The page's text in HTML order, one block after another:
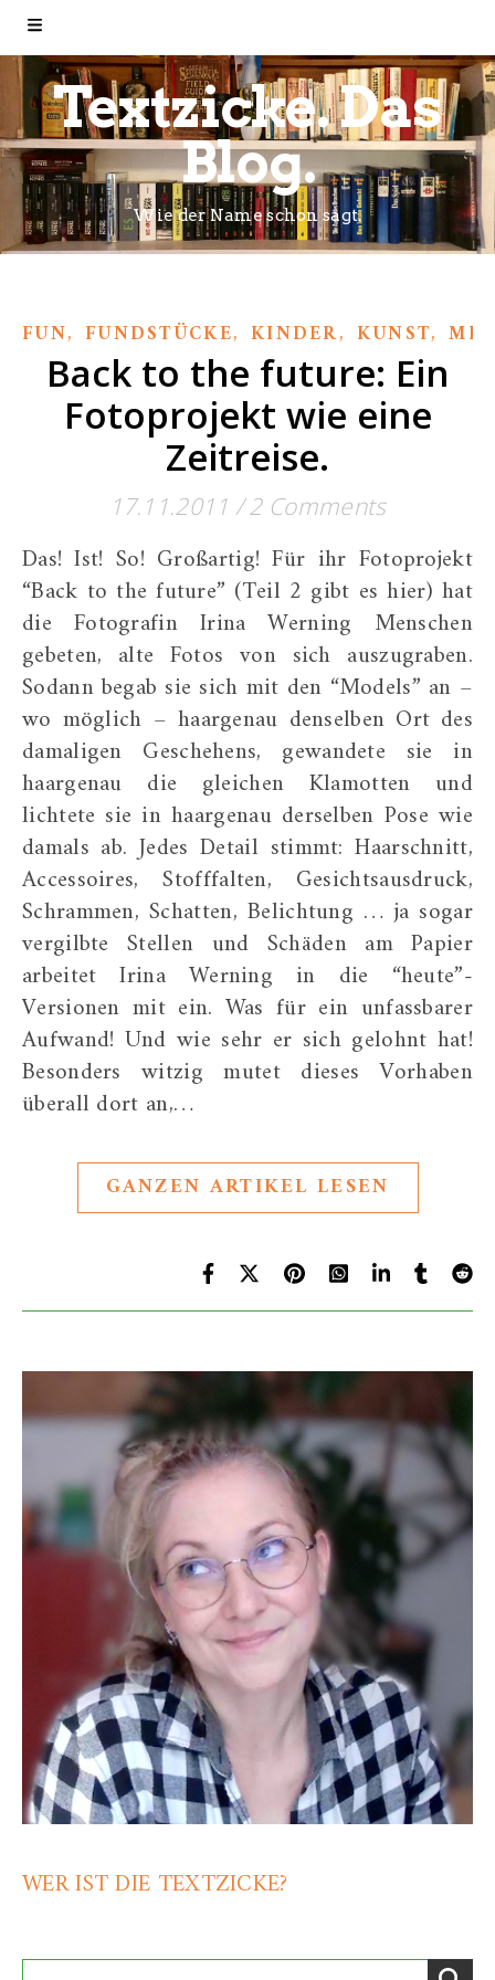
Textzicke. Das
Blog.
Wie der Name schon sagt.
FUN, FUNDSTÜCKE, KINDER, KUNST,
Back to the future: Ein
Fotoprojekt wie eine
Zeitreise.
17.11.2011 / 2 Comments
Das! Ist! So! Großartig! Für ihr Fotoprojekt
“Back to the future” (Teil 2 gibt es hier) hat
die Fotografin Irina Werning Menschen
gebeten, alte Fotos von sich auszugraben.
Sodann begab sie sich mit den “Models” an –
wo möglich – haargenau denselben Ort des
damaligen Geschehens, gewandete sie in
haargenau die gleichen Klamotten und
lichtete sie in haargenau derselben Pose wie
damals ab. Jedes Detail stimmt: Haarschnitt,
Accessoires, Stofffalten, Gesichtsausdruck,
Schrammen, Schatten, Belichtung … ja sogar
vergilbte Stellen und Schäden am Papier
arbeitet Irina Werning in die “heute”-
Versionen mit ein. Was für ein unfassbarer
Aufwand! Und wie sehr er sich gelohnt hat!
Besonders witzig mutet dieses Vorhaben
überall dort an,…
GANZEN ARTIKEL LESEN
WER IST DIE TEXTZICKE?